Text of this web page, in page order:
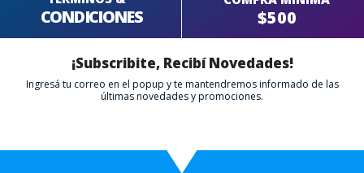
CONDICIONES $500
¡Subscribite, Recibí Novedades!
Ingresá tu correo en el popup y te mantendremos informado de las
últimas novedades y promociones.